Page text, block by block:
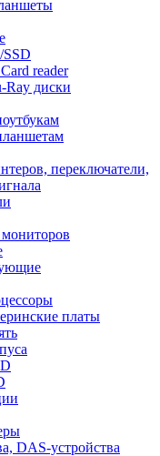
reader
диски
переключатели,
платы
DAS-устройства